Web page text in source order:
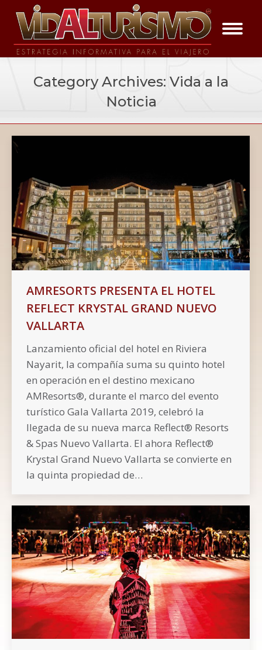
Category Archives: Vida a la
Noticia
AMRESORTS PRESENTA EL HOTEL
REFLECT KRYSTAL GRAND NUEVO
VALLARTA
Lanzamiento oficial del hotel en Riviera
Nayarit, la compañía suma su quinto hotel
en operación en el destino mexicano
AMResorts®, durante el marco del evento
turístico Gala Vallarta 2019, celebró la
llegada de su nueva marca Reflect® Resorts
& Spas Nuevo Vallarta. El ahora Reflect®
Krystal Grand Nuevo Vallarta se convierte en
la quinta propiedad de…